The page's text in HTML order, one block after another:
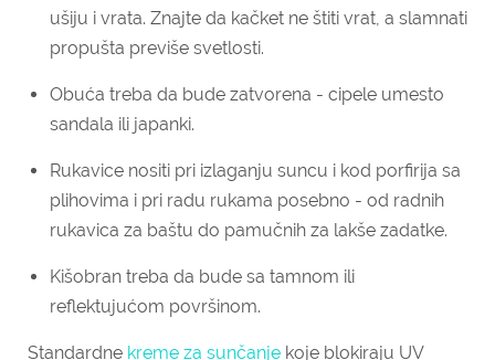
ušiju i vrata. Znajte da kačket ne štiti vrat, a slamnati
propušta previše svetlosti.
Obuća treba da bude zatvorena - cipele umesto
sandala ili japanki.
Rukavice nositi pri izlaganju suncu i kod porfirija sa
plihovima i pri radu rukama posebno - od radnih
rukavica za baštu do pamučnih za lakše zadatke.
Kišobran treba da bude sa tamnom ili
reflektujućom površinom.
Standardne kreme za sunčanje koje blokiraju UV